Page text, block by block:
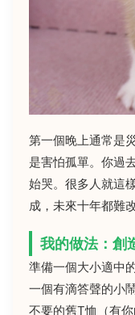
第一個晚上通常是
是害怕孤單。你過
始哭。很多人就這
成，未來十年都難改
我的做法：創
準備一個大小適中
一個有滴答聲的小
不要的舊T恤（有